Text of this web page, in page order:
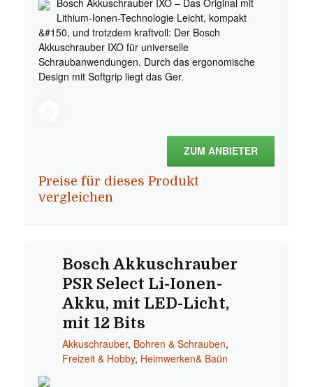
Bosch Akkuschrauber IXO – Das Original mit
Lithium-Ionen-Technologie Leicht, kompakt
&#150, und trotzdem kraftvoll: Der Bosch
Akkuschrauber IXO für universelle
Schraubanwendungen. Durch das ergonomische
Design mit Softgrip liegt das Ger.
ZUM ANBIETER
Preise für dieses Produkt
vergleichen
Bosch Akkuschrauber
PSR Select Li-Ionen-
Akku, mit LED-Licht,
mit 12 Bits
Akkuschrauber, Bohren & Schrauben,
Freizeit & Hobby, Heimwerken& Baün